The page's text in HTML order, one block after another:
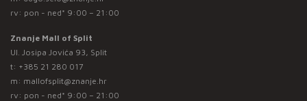
rv: pon - ned* 9:00 – 21:00
Znanje Mall of Split
Ul. Josipa Jovića 93, Split
t: +385 21 280 017
m: mallofsplit@znanje.hr
rv: pon - ned* 9:00 – 21:00